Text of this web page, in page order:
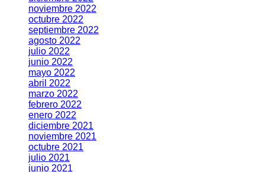
noviembre 2022
octubre 2022
septiembre 2022
agosto 2022
julio 2022
junio 2022
mayo 2022
abril 2022
marzo 2022
febrero 2022
enero 2022
diciembre 2021
noviembre 2021
octubre 2021
julio 2021
junio 2021